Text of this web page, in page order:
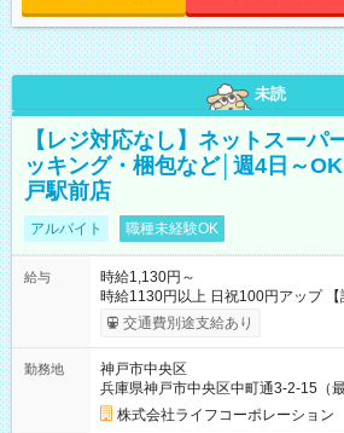
未読
【レジ対応なし】ネットスー
ッキング・梱包など│週4日～
戸駅前店
アルバイト 職種未経験OK
給与
時給1,130円～
時
交通費別途支給あり
勤務地
神戸市中央区
兵庫県神戸市中央区中町通3-2-15（
株式会社ライフコーポレーション